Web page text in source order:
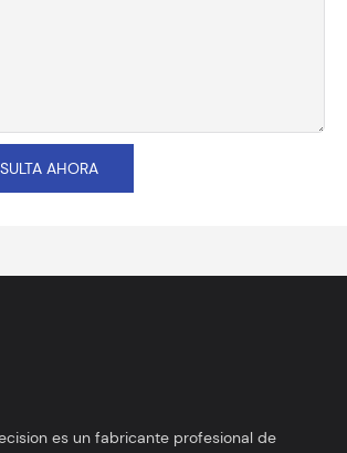
AHORA
es un fabricante profesional de